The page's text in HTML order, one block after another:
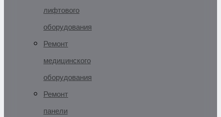
лифтового
оборудования
Ремонт
медицинского
оборудования
Ремонт
панели